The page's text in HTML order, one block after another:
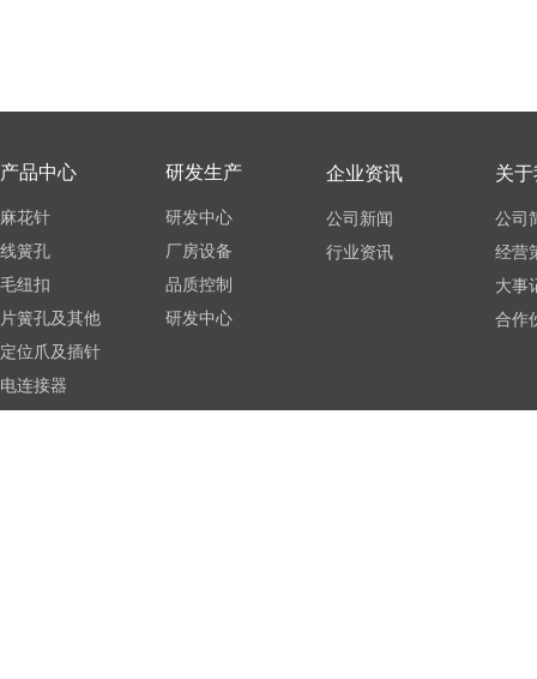
产品中心
麻花针
线簧孔
毛纽扣
片簧孔及其他
定位爪及插针
电连接器
企业资讯
公司新闻
行业资讯
研发生产
研发中心
厂房设备
品质控制
研发中心
关
公司
经营
大事
合作